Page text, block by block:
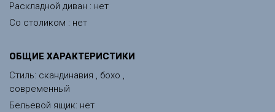
Раскладной диван : нет
Со столиком : нет
ОБЩИЕ ХАРАКТЕРИСТИКИ
Стиль: скандинавия , бохо ,
современный
Бельевой ящик: нет